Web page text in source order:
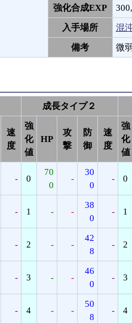
強化合成EXP
入手場所 混
備考 微
成長タイプ２
速
度
強
化
値
HP
攻
撃
防
御
速
度
強
化
値
- 0
70
0
-
30
0
- 0
- 1 - -
38
0
- 1
- 2 - -
42
8
- 2
- 3 - -
46
0
- 3
- 4 - -
50
8
- 4